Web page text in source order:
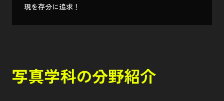
現を存分に追求！
写真学科の分野紹介